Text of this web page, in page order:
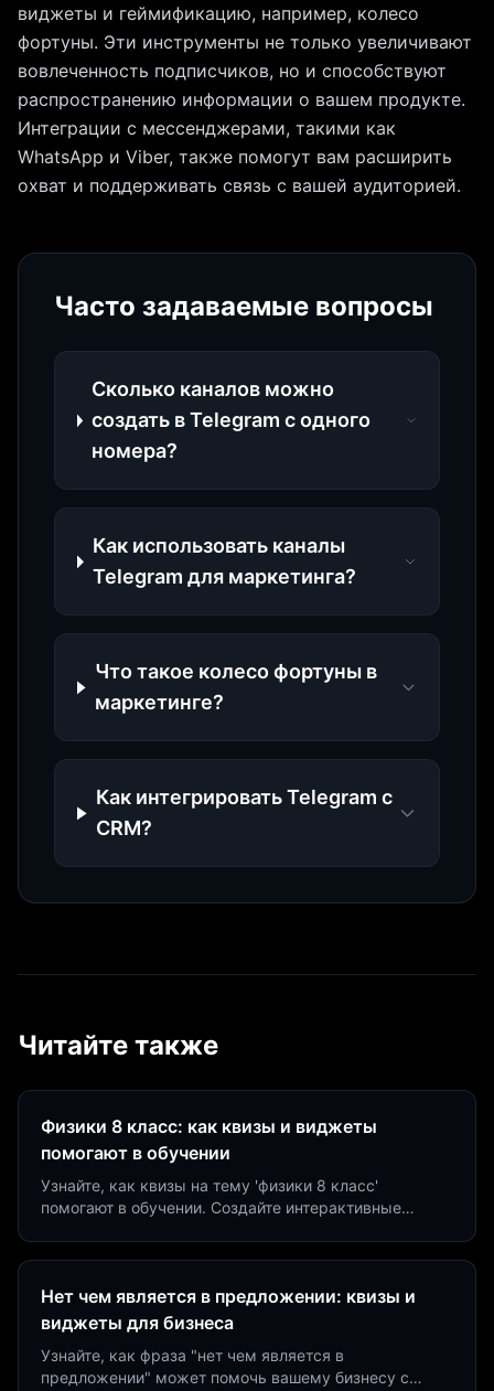
виджеты и геймификацию, например, колесо
фортуны. Эти инструменты не только увеличивают
вовлеченность подписчиков, но и способствуют
распространению информации о вашем продукте.
Интеграции с мессенджерами, такими как
WhatsApp и Viber, также помогут вам расширить
охват и поддерживать связь с вашей аудиторией.
Часто задаваемые вопросы
Сколько каналов можно
создать в Telegram с одного
номера?
Как использовать каналы
Telegram для маркетинга?
Что такое колесо фортуны в
маркетинге?
Как интегрировать Telegram с
CRM?
Читайте также
Физики 8 класс: как квизы и виджеты
помогают в обучении
Узнайте, как квизы на тему 'физики 8 класс'
помогают в обучении. Создайте интерактивные
Нет чем является в предложении: квизы и
виджеты для бизнеса
Узнайте, как фраза "нет чем является в
предложении" может помочь вашему бизнесу с